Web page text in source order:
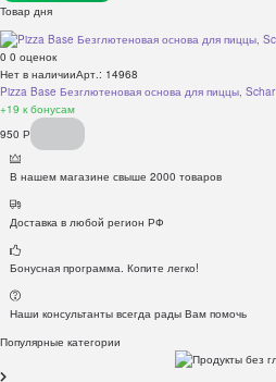
Товар дня
0 0 оценок
Нет в наличииАрт.: 14968
Pizza Base Безглютеновая основа для пиццы, Schar
+19 к бонусам
950 Р
В нашем магазине свыше 2000 товаров
Доставка в любой регион РФ
Бонусная программа. Копите легко!
Наши консультанты всегда рады Вам помочь
Популярные категории